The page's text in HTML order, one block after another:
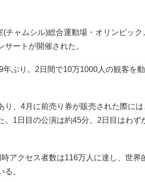
チャムシル)総合運動場・オリンピック
サートが開催された。
ぶり。2日間で10万1000人の観客を
り、4月に前売り券が販売された際に
。1日目の公演は約45分、2日目はわず
アクセス者数は116万人に達し、世界
。